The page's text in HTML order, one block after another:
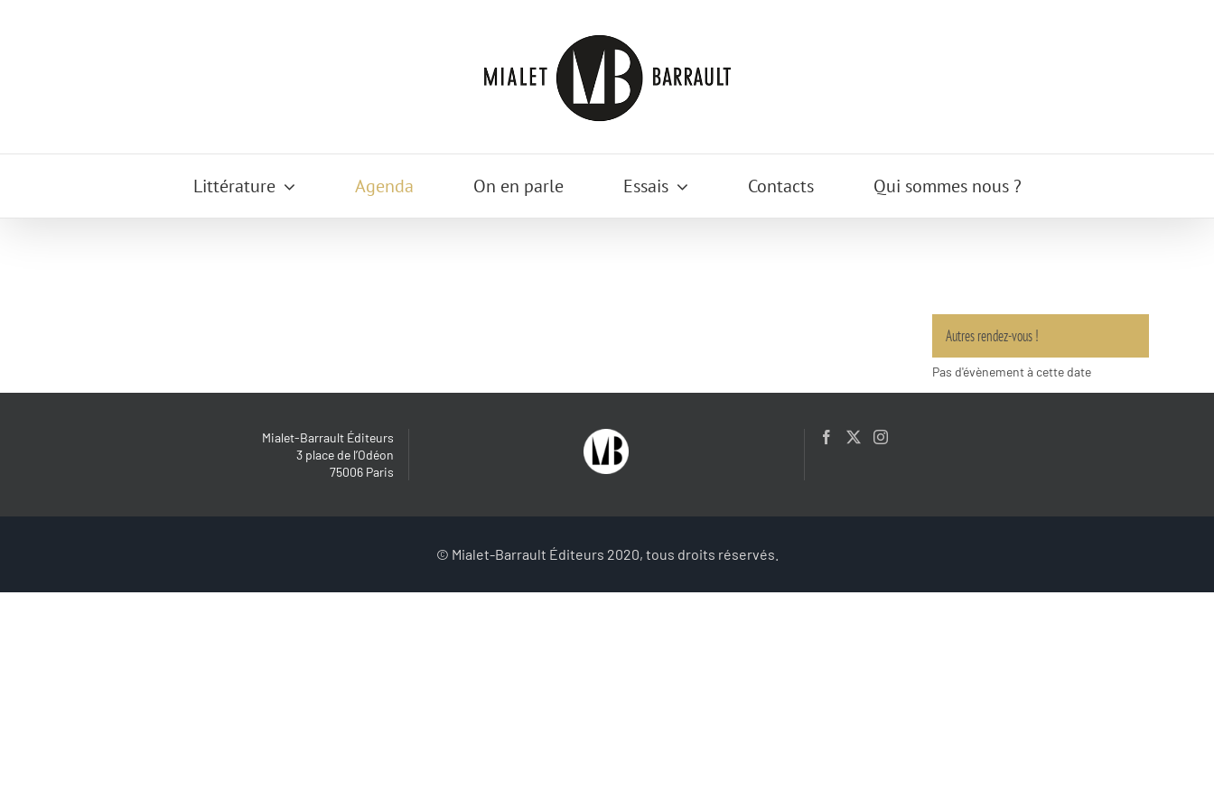
Littérature Agenda On en parle Essais Contacts Qui sommes nous ?
Autres rendez-vous !
Pas d'évènement à cette date
Mialet-Barrault Éditeurs
3 place de l’Odéon
75006 Paris
© Mialet-Barrault Éditeurs 2020, tous droits réservés.